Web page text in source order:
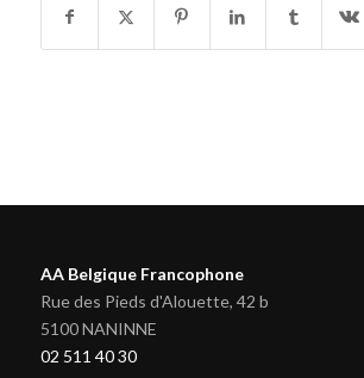
AA Belgique Francophone
Rue des Pieds d'Alouette, 42 b
5100 NANINNE
02 511 40 30